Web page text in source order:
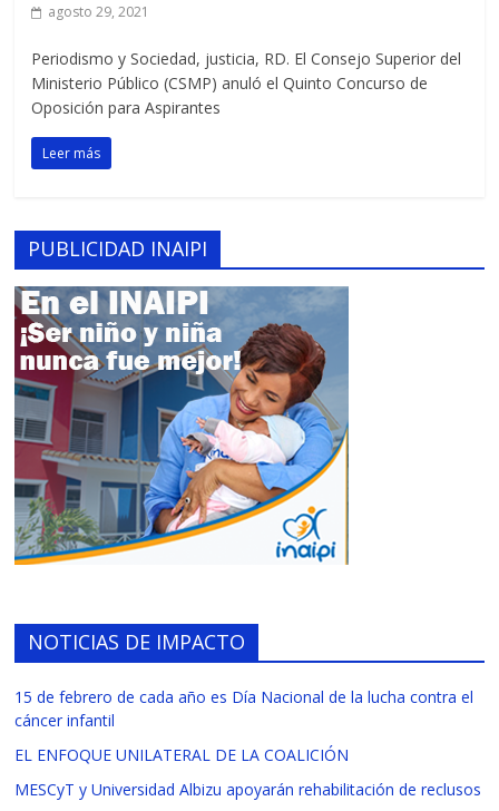
agosto 29, 2021
Periodismo y Sociedad, justicia, RD. El Consejo Superior del
Ministerio Público (CSMP) anuló el Quinto Concurso de
Oposición para Aspirantes
Leer más
PUBLICIDAD INAIPI
NOTICIAS DE IMPACTO
15 de febrero de cada año es Día Nacional de la lucha contra el
cáncer infantil
EL ENFOQUE UNILATERAL DE LA COALICIÓN
MESCyT y Universidad Albizu apoyarán rehabilitación de reclusos